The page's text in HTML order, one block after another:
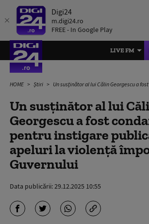
Digi24
m.digi24.ro
FREE - In Google Play
LIVE FM
HOME Știri Un susținător al lui Călin Georgescu a fost condamnat pentru instigare
Un susținător al lui
Georgescu a fost
pentru instigare
apeluri la violență
Guvernului
Data publicării:29.12.2025 10:55